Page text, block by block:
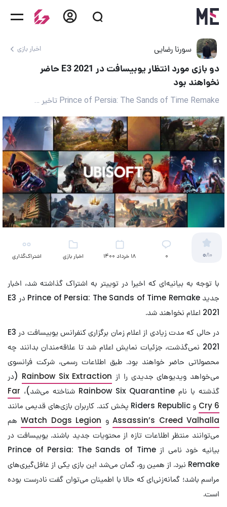
سورنا رضایی اخبار بازی
دو بازی مورد انتظار یوبیسافت در E3 2021 حاضر
نخواهند بود
Prince of Persia: The Sands of Time Remake تاخیر خورد
0/10 ۰ 18 خرداد 1400 اخبار بازی اشتراک‌گذاری
با توجه به بیانیه‌ای که اخیرا در توییتر به اشتراک گذاشته شد، اخبار
جدید Prince of Persia: The Sands of Time Remake در E3
2021 اعلام نخواهند شد.
در حالی که مدت زیادی از اعلام زمان برگزاری کنفرانس یوبیسافت در E3
2021 نمی‌گذشت، جزئیات نمایش اعلام شد تا علاقه‌مندان بدانند چه
محصولاتی حاضر خواهند بود. طبق اطلاعات رسمی، شرکت فرانسوی
می‌خواهد ویدیوهای جدیدی را از Rainbow Six Extraction (در
گذشته با نام Rainbow Six Quarantine شناخته می‌شد)،
Far
Cry 6 و Riders Republic پخش کند. کاربران بازی‌های قدیمی مانند
Assassin’s Creed Valhallaو Watch Dogs Legionهم
می‌توانند منتظر اطلاعات تازه از محتویات جدید باشند. یوبیسافت در
بیانیه خود نامی از Prince of Persia: The Sands of Time
Remake نبرد. از همین رو، گمان می‌شد این بازی یکی از غافل‌گیری‌های
مراسم باشد؛ گمانه‌زنی‌ای که حالا با اطمینان می‌توان گفت نادرست بوده
است.